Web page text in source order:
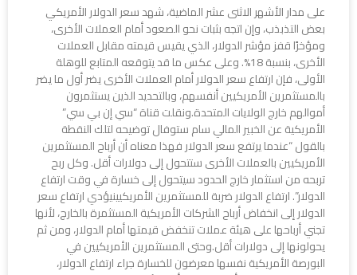
على مدار الأشهر الاثنى عشر الماضية، شهد سعر الدولار الأمريكي
بعض التذبذب، وإن اتجه بثبات نحو الصعود أمام العملات الأخرى،
ومؤخرًا قفز مؤشر الدولار، الذي يقيس قيمته مقابل العملات
الأخرى، بنسبة 18%. وعلى عكس ما قد يتوقعه المتابع للوهلة
الأولى، فإن ارتفاع سعر الدولار أمام العملات الأخرى يضر أول ما يضر
بالمستثمرين الأمريكيين أنفسهم، وبالتحديد الذين يستثمرون
أموالهم خارج الولايات المتحدة.ونقلت قناة “سي إن بي سي”
الأمريكية عن الخبير المالي سام ستوفال توضيحه لتلك النقطة
بالقول “عندما يرتفع سعر الدولار فهذا معناه أن أرباح المستثمرين
الأمريكيين بالعملات الأخرى ستتحول إلى دولارات أقل. وكل ربح
تربحه من استثمار خارج الحدود سيتحول إلى خسارة في وقت ارتفاع
الدولار”. ارتفاع الدولار ضربة للمستثمرين الأمريكيينيؤدي ارتفاع سعر
الدولار إلى انخفاض أرباح الشركات الأمريكية المستثمرة بالخارج، لأنها
تجني أرباحها على هيئة عملات تنخفض قيمتها أمام الدولار، ومن ثم
يحولونها إلى دولارات أقل.وحتى المستثمرين الأمريكيين في
البورصة الأمريكية نفسها معرضون للخسارة جراء ارتفاع الدولار،